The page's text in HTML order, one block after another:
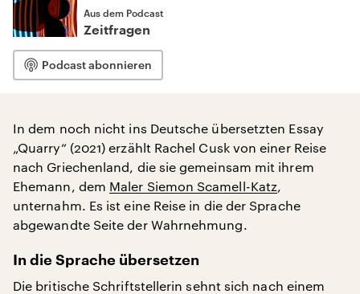
Aus dem Podcast
Zeitfragen
Podcast abonnieren
In dem noch nicht ins Deutsche übersetzten Essay
„Quarry“ (2021) erzählt Rachel Cusk von einer Reise
nach Griechenland, die sie gemeinsam mit ihrem
Ehemann, dem Maler Siemon Scamell-Katz,
unternahm. Es ist eine Reise in die der Sprache
abgewandte Seite der Wahrnehmung.
In die Sprache übersetzen
Die britische Schriftstellerin sehnt sich nach einem